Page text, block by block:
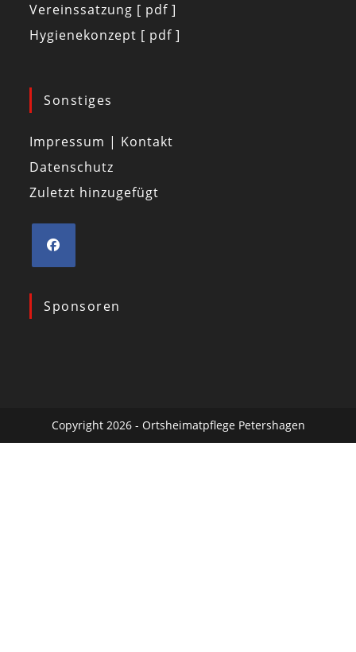
Vereinssatzung [ pdf ]
Hygienekonzept [ pdf ]
Sonstiges
Impressum | Kontakt
Datenschutz
Zuletzt hinzugefügt
Sponsoren
Copyright 2026 - Ortsheimatpflege Petershagen